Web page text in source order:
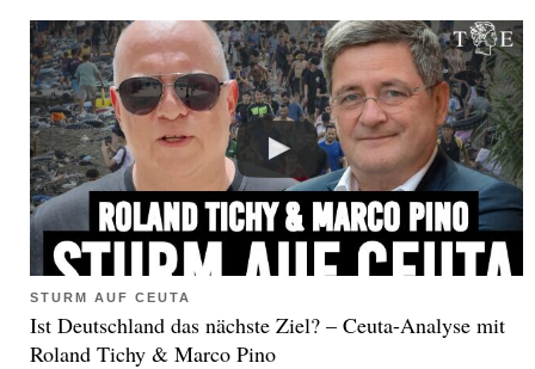
STURM AUF CEUTA
Ist Deutschland das nächste Ziel? – Ceuta-Analyse mit
Roland Tichy & Marco Pino